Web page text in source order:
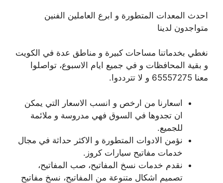
احدث المعدات المتطورة و ابرع العاملين الفنين
متواجدون لدينا
نغطي بخدماتنا مساحات كبيرة و مناطق عدة في الكويت
و بقية المحافظات و في جميع ايام الاسبوع، تواصلوا
معنا 65557275 و لا تترددوا.
اسعارنا من ارخص و انسب الاسعار التي يمكن
ان تجدوها في السوق فهي مدروسة و ملائمة
للجميع.
نؤمن الادوات المتطورة و الاكثر حداثة في مجال
خدمات مفاتيح سيارات كروز.
نقدم خدمات نسخ المفاتيح، صب المفاتيح،
تصميم اشكال متنوعة من المفاتيح، نسخ مفاتيح